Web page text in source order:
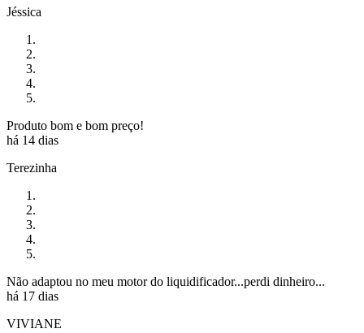
Jéssica
Produto bom e bom preço!
há 14 dias
Terezinha
Não adaptou no meu motor do liquidificador...perdi dinheiro...
há 17 dias
VIVIANE